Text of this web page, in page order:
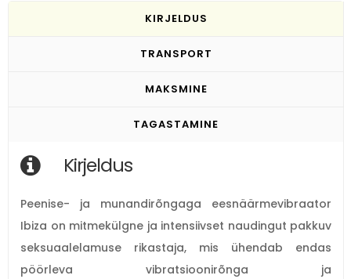
KIRJELDUS
TRANSPORT
MAKSMINE
TAGASTAMINE
Kirjeldus
Peenise- ja munandirõngaga eesnäärmevibraator
Ibiza on mitmekülgne ja intensiivset naudingut pakkuv
seksuaalelamuse rikastaja, mis ühendab endas
pöörleva vibratsioonirõnga ja